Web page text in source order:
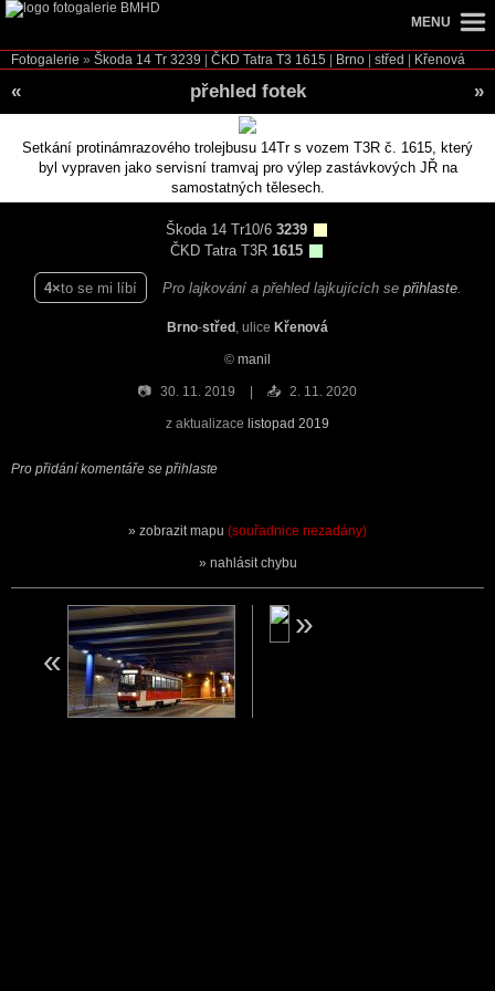
Fotogalerie » Škoda 14 Tr 3239 ČKD Tatra T3 1615 Brno střed Křenová
« přehled fotek »
Setkání protinámrazového trolejbusu 14Tr s vozem T3R č. 1615, který
byl vypraven jako servisní tramvaj pro výlep zastávkových JŘ na
samostatných tělesech.
Škoda 14 Tr10/6 3239
ČKD Tatra T3R 1615
4 to se mi líbí Pro lajkování a přehled lajkujících se přihlaste.
Brno-střed , ulice Křenová
© manil
📷 30. 11. 2019 📤 2. 11. 2020
z aktualizace listopad 2019
Pro přidání komentáře se přihlaste
zobrazit mapu (souřadnice nezadány)
nahlásit chybu
MENU